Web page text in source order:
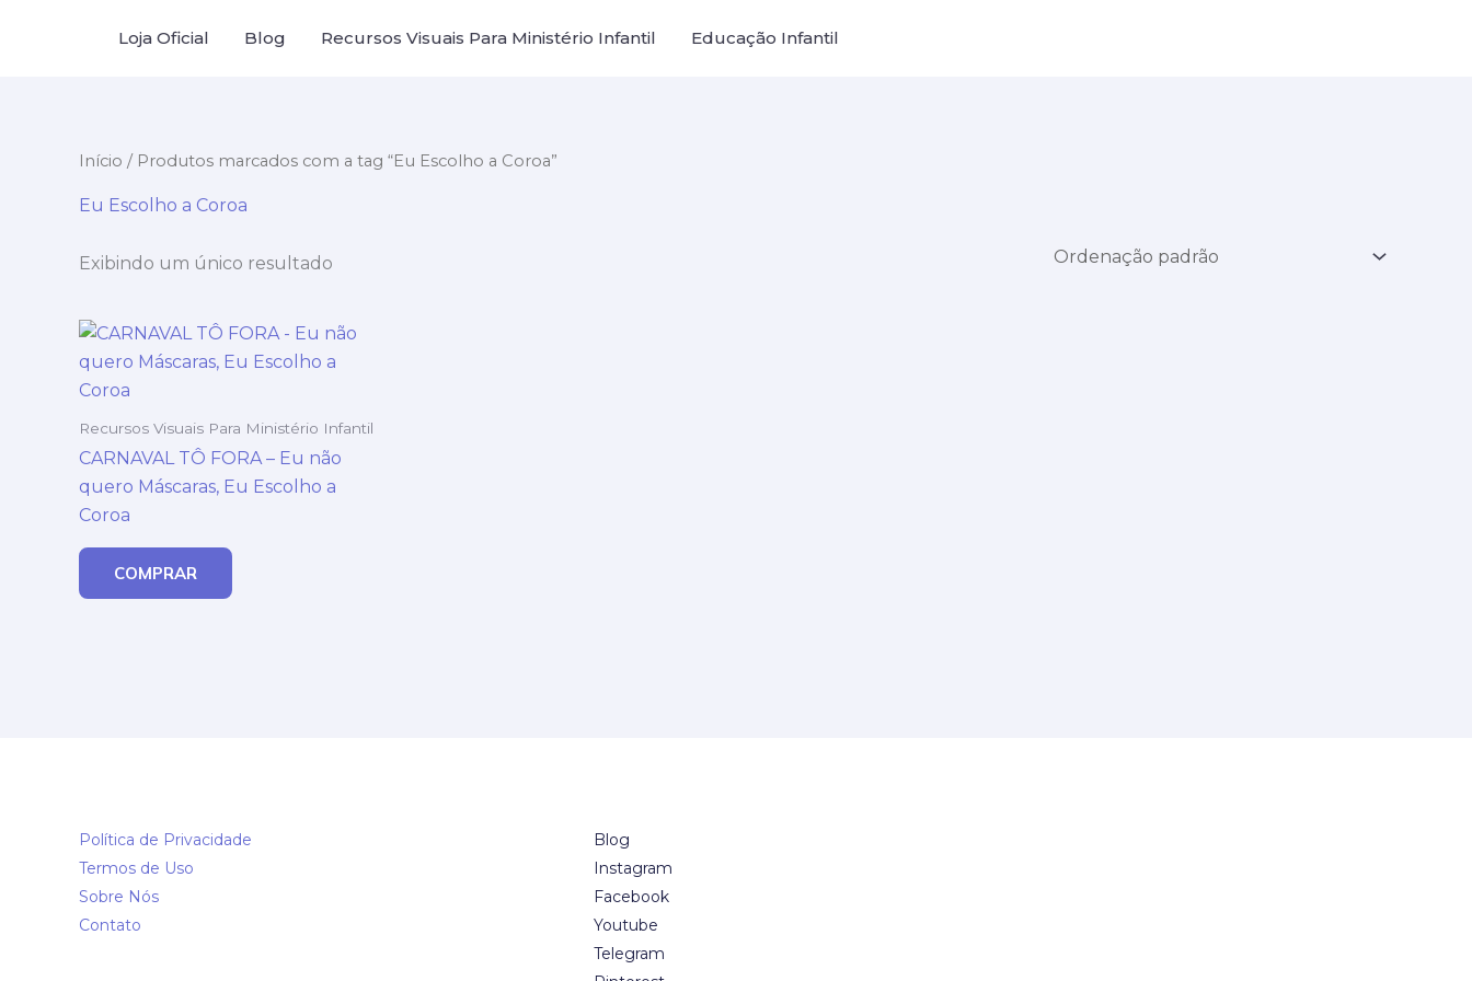
Loja Oficial Blog Recursos Visuais Para Ministério Infantil Educação Infantil
Início / Produtos marcados com a tag “Eu Escolho a Coroa”
Eu Escolho a Coroa
Exibindo um único resultado
Recursos Visuais Para Ministério Infantil
CARNAVAL TÔ FORA – Eu não
quero Máscaras, Eu Escolho a
Coroa
COMPRAR
Política de Privacidade
Termos de Uso
Sobre Nós
Contato
Blog
Instagram
Facebook
Youtube
Telegram